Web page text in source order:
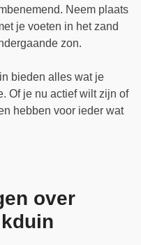
Neem plaats
je voeten in het zand
zon.
bieden alles wat je
Of je nu actief wilt zijn of
hebben voor ieder wat
over